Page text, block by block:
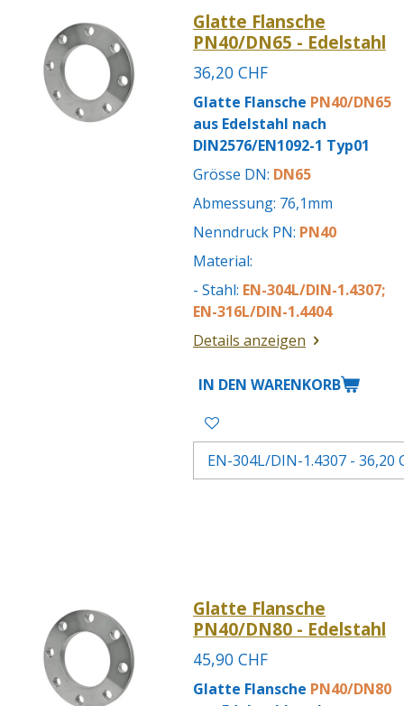
Glatte Flansche
PN40/DN65 - Edelstahl
36,20 CHF
Glatte Flansche PN40/DN65
aus Edelstahl nach
DIN2576/EN1092-1 Typ01
Grösse DN: DN65
Abmessung: 76,1mm
Nenndruck PN: PN40
Material:
- Stahl: EN-304L/DIN-1.4307;
EN-316L/DIN-1.4404
Details anzeigen
IN DEN WARENKORB
Glatte Flansche
PN40/DN80 - Edelstahl
45,90 CHF
Glatte Flansche PN40/DN80